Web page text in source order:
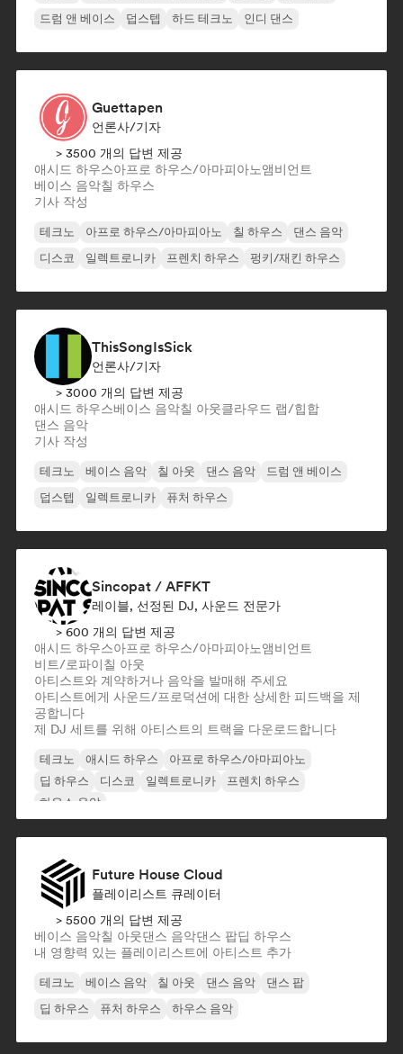
드럼 앤 베이스
덥스텝 하드 테크노 인디 댄스
Guettapen
언론사/기자
> 3500 개의 답변 제공
애시드 하우스아프로 하우스/아마피아노앰비언트
베이스 음악칠 하우스
기사 작성
테크노 아프로 하우스/아마피아노 칠 하우스
댄스 음악
디스코
일렉트로니카 프렌치 하우스 펑키/재킨 하우스
ThisSongIsSick
언론사/기자
> 3000 개의 답변 제공
애시드 하우스베이스 음악칠 아웃클라우드 랩/힙합
댄스 음악
기사 작성
테크노 베이스 음악 칠 아웃 댄스 음악
드럼 앤 베이스
덥스텝
일렉트로니카 퓨처 하우스
Sincopat / AFFKT
레이블, 선정된 DJ, 사운드 전문가
> 600 개의 답변 제공
애시드 하우스아프로 하우스/아마피아노앰비언트
비트/로파이칠 아웃
아티스트와 계약하거나 음악을 발매해 주세요
아티스트에게 사운드/프로덕션에 대한 상세한 피드백을 제
공합니다
제 DJ 세트를 위해 아티스트의 트랙을 다운로드합니다
테크노 애시드 하우스
아프로 하우스/아마피아노
딥 하우스
디스코 일렉트로니카
프렌치 하우스
하우스 음악
Future House Cloud
플레이리스트 큐레이터
> 5500 개의 답변 제공
베이스 음악칠 아웃댄스 음악댄스 팝딥 하우스
내 영향력 있는 플레이리스트에 아티스트 추가
테크노 베이스 음악 칠 아웃 댄스 음악
댄스 팝
딥 하우스
퓨처 하우스 하우스 음악